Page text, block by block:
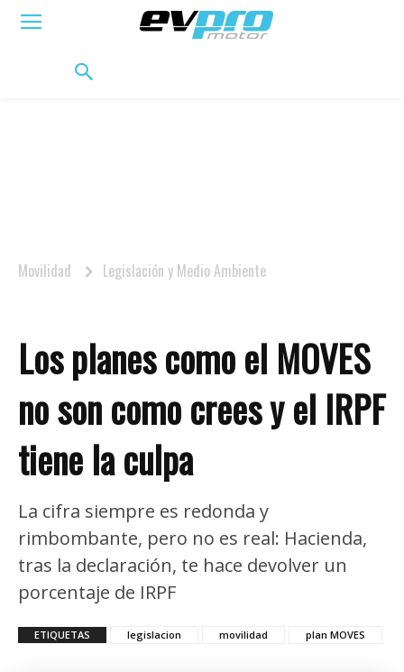
Movilidad Legislación y Medio Ambiente
Los planes como el MOVES
no son como crees y el IRPF
tiene la culpa
La cifra siempre es redonda y
rimbombante, pero no es real: Hacienda,
tras la declaración, te hace devolver un
porcentaje de IRPF
ETIQUETAS legislacion movilidad plan MOVES